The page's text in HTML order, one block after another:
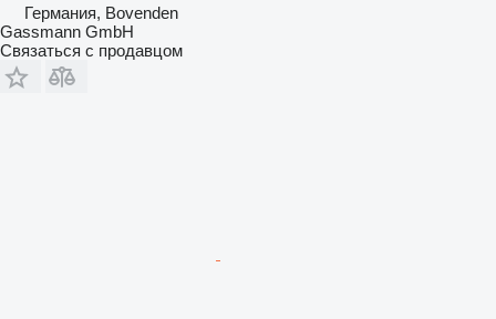
Германия, Bovenden
Gassmann GmbH
Связаться с продавцом